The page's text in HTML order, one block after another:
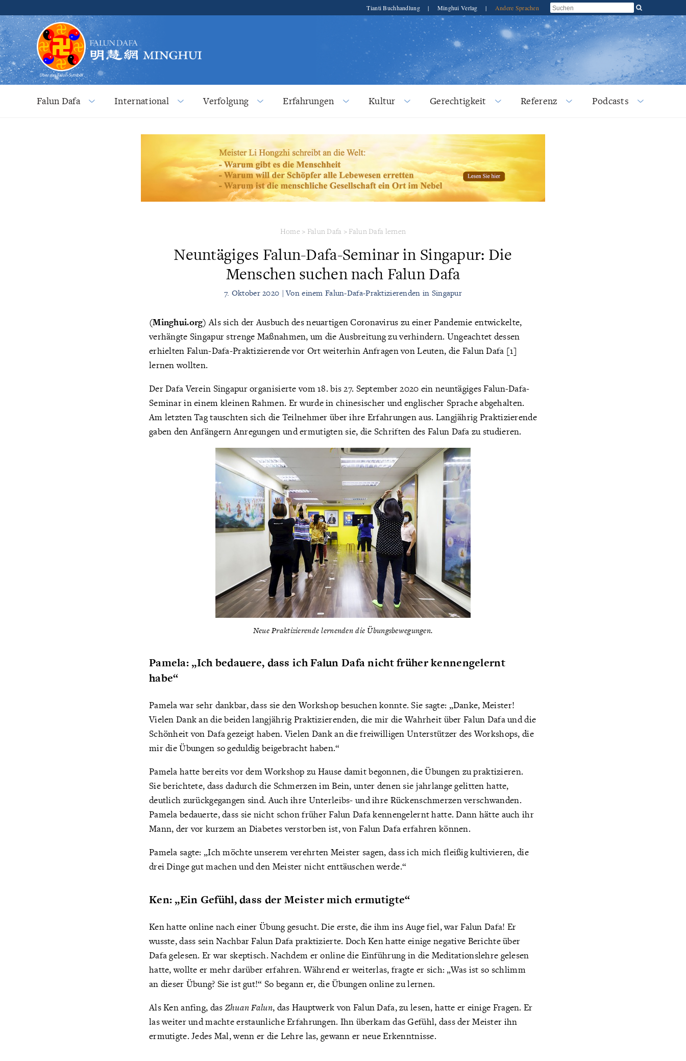
Tianti Buchhandlung | Minghui Verlag | Andere Sprachen
Falun Dafa International Verfolgung Erfahrungen Kultur Gerechtigkeit Referenz Podcasts
Home > Falun Dafa > Falun Dafa lernen
Neuntägiges Falun-Dafa-Seminar in Singapur: Die
Menschen suchen nach Falun Dafa
7. Oktober 2020 | Von einem Falun-Dafa-Praktizierenden in Singapur
(Minghui.org) Als sich der Ausbuch des neuartigen Coronavirus zu einer Pandemie entwickelte,
verhängte Singapur strenge Maßnahmen, um die Ausbreitung zu verhindern. Ungeachtet dessen
erhielten Falun-Dafa-Praktizierende vor Ort weiterhin Anfragen von Leuten, die Falun Dafa [1]
lernen wollten.
Der Dafa Verein Singapur organisierte vom 18. bis 27. September 2020 ein neuntägiges Falun-Dafa-
Seminar in einem kleinen Rahmen. Er wurde in chinesischer und englischer Sprache abgehalten.
Am letzten Tag tauschten sich die Teilnehmer über ihre Erfahrungen aus. Langjährig Praktizierende
gaben den Anfängern Anregungen und ermutigten sie, die Schriften des Falun Dafa zu studieren.
Neue Praktizierende lernenden die Übungsbewegungen.
Pamela: „Ich bedauere, dass ich Falun Dafa nicht früher kennengelernt
habe“
Pamela war sehr dankbar, dass sie den Workshop besuchen konnte. Sie sagte: „Danke, Meister!
Vielen Dank an die beiden langjährig Praktizierenden, die mir die Wahrheit über Falun Dafa und die
Schönheit von Dafa gezeigt haben. Vielen Dank an die freiwilligen Unterstützer des Workshops, die
mir die Übungen so geduldig beigebracht haben.“
Pamela hatte bereits vor dem Workshop zu Hause damit begonnen, die Übungen zu praktizieren.
Sie berichtete, dass dadurch die Schmerzen im Bein, unter denen sie jahrlange gelitten hatte,
deutlich zurückgegangen sind. Auch ihre Unterleibs- und ihre Rückenschmerzen verschwanden.
Pamela bedauerte, dass sie nicht schon früher Falun Dafa kennengelernt hatte. Dann hätte auch ihr
Mann, der vor kurzem an Diabetes verstorben ist, von Falun Dafa erfahren können.
Pamela sagte: „Ich möchte unserem verehrten Meister sagen, dass ich mich fleißig kultivieren, die
drei Dinge gut machen und den Meister nicht enttäuschen werde.“
Ken: „Ein Gefühl, dass der Meister mich ermutigte“
Ken hatte online nach einer Übung gesucht. Die erste, die ihm ins Auge fiel, war Falun Dafa! Er
wusste, dass sein Nachbar Falun Dafa praktizierte. Doch Ken hatte einige negative Berichte über
Dafa gelesen. Er war skeptisch. Nachdem er online die Einführung in die Meditationslehre gelesen
hatte, wollte er mehr darüber erfahren. Während er weiterlas, fragte er sich: „Was ist so schlimm
an dieser Übung? Sie ist gut!“ So begann er, die Übungen online zu lernen.
Als Ken anfing, das Zhuan Falun, das Hauptwerk von Falun Dafa, zu lesen, hatte er einige Fragen. Er
las weiter und machte erstaunliche Erfahrungen. Ihn überkam das Gefühl, dass der Meister ihn
ermutigte. Jedes Mal, wenn er die Lehre las, gewann er neue Erkenntnisse.